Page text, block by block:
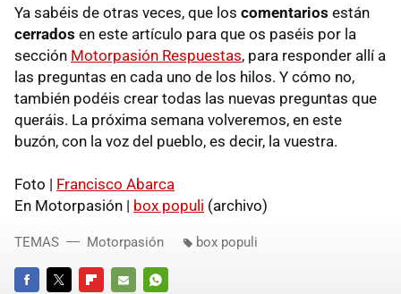
Ya sabéis de otras veces, que los comentarios están
cerrados en este artículo para que os paséis por la
sección Motorpasión Respuestas, para responder allí a
las preguntas en cada uno de los hilos. Y cómo no,
también podéis crear todas las nuevas preguntas que
queráis. La próxima semana volveremos, en este
buzón, con la voz del pueblo, es decir, la vuestra.
Foto | Francisco Abarca
En Motorpasión | box populi (archivo)
TEMAS Motorpasión box populi